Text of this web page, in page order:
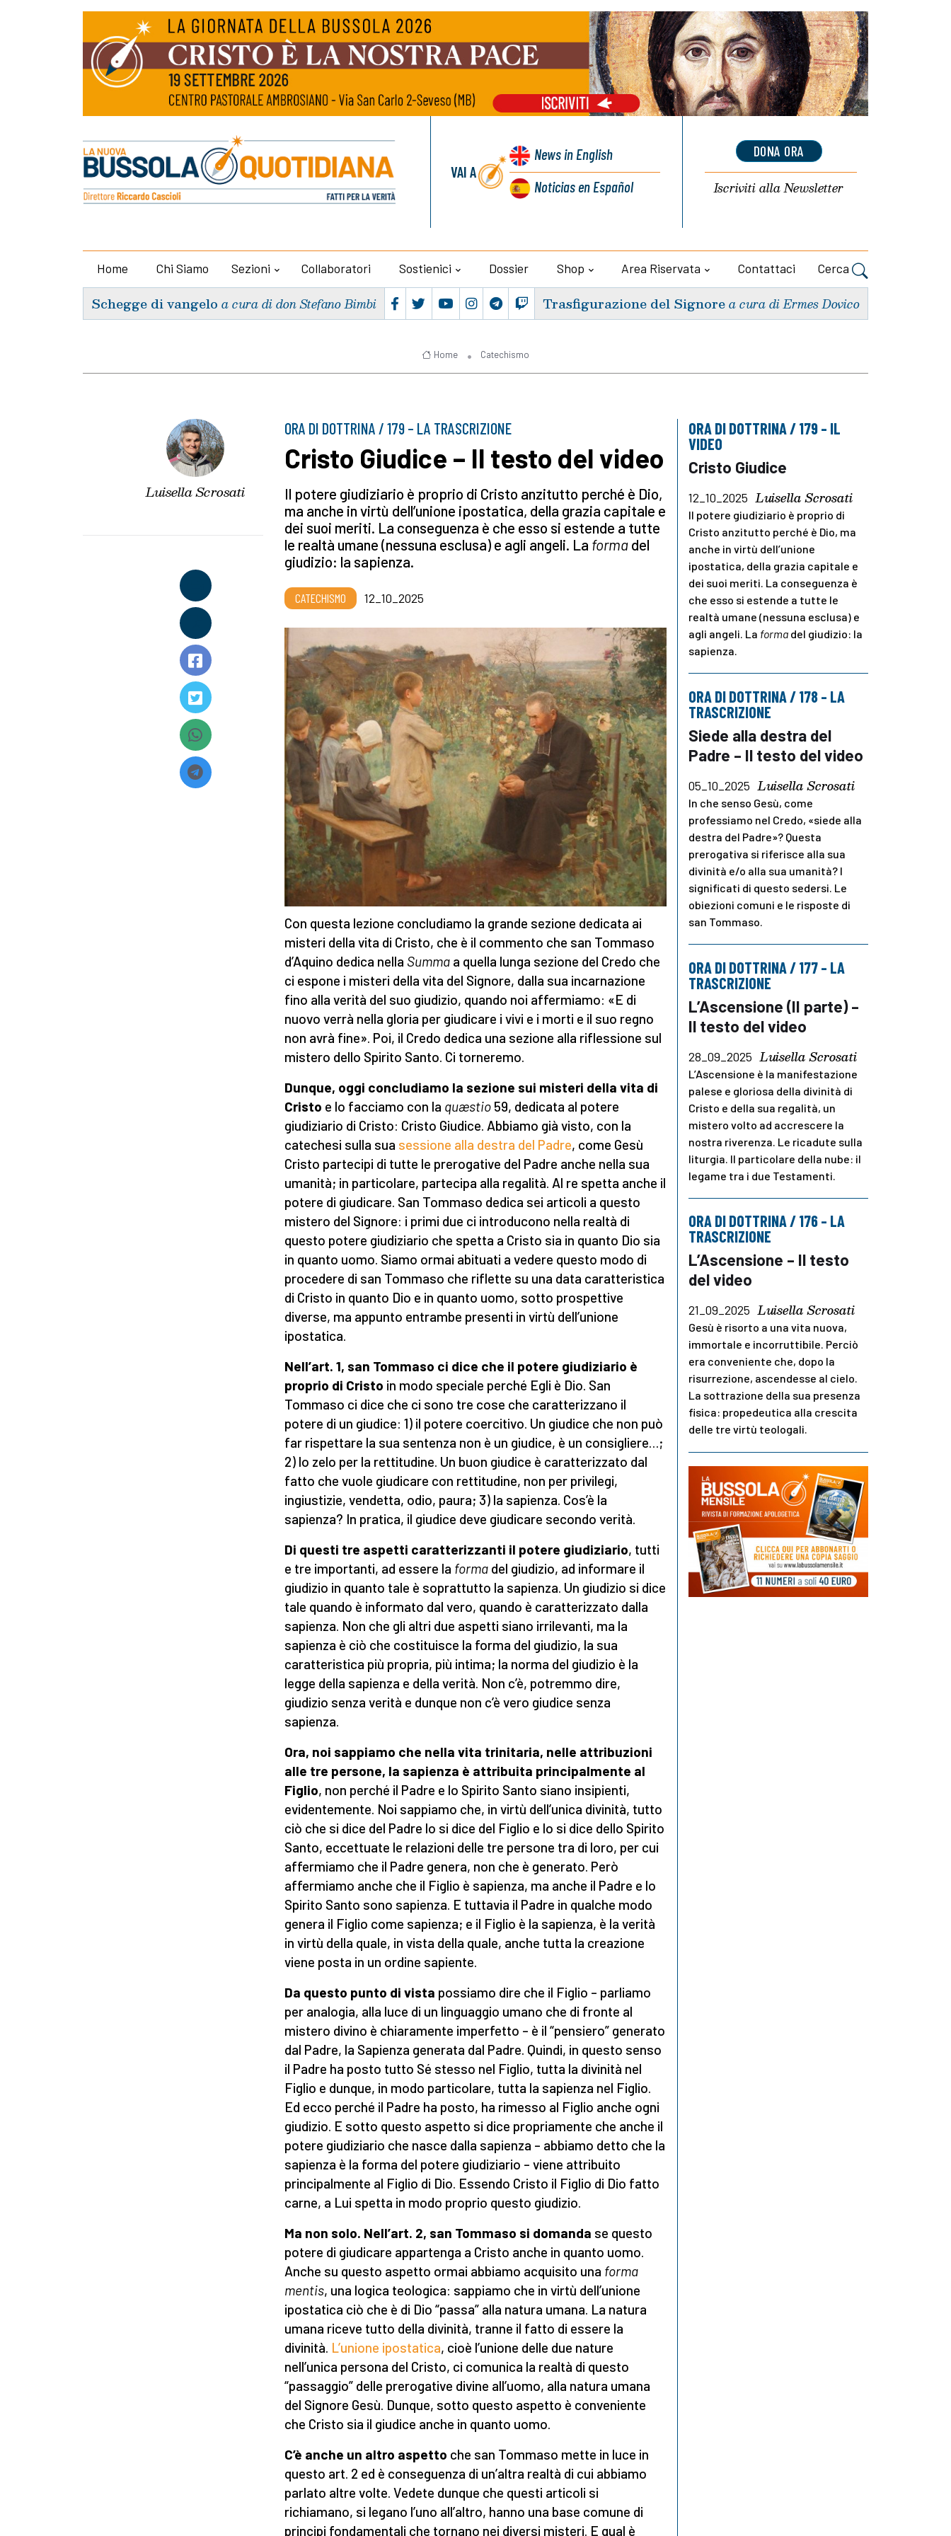
VAI A
Newsin English
Noticiasen Español
DONA ORA
Iscriviti allaNewsletter
Home Chi Siamo Sezioni Collaboratori Sostienici Dossier Shop Area Riservata Contattaci Cerca
Schegge di vangelo a cura di don Stefano Bimbi Trasfigurazione del Signorea cura di Ermes Dovico
Home Catechismo
Luisella Scrosati
ORA DI DOTTRINA / 179 – LA TRASCRIZIONE
Cristo Giudice – Il testo del video
Il potere giudiziario è proprio di Cristo anzitutto perché è Dio,
ma anche in virtù dell’unione ipostatica, della grazia capitale e
dei suoi meriti. La conseguenza è che esso si estende a tutte
le realtà umane (nessuna esclusa) e agli angeli. La forma del
giudizio: la sapienza.
CATECHISMO 12_10_2025
Con questa lezione concludiamo la grande sezione dedicata ai
misteri della vita di Cristo, che è il commento che san Tommaso
d’Aquino dedica nella Summa a quella lunga sezione del Credo che
ci espone i misteri della vita del Signore, dalla sua incarnazione
fino alla verità del suo giudizio, quando noi affermiamo: «E di
nuovo verrà nella gloria per giudicare i vivi e i morti e il suo regno
non avrà fine». Poi, il Credo dedica una sezione alla riflessione sul
mistero dello Spirito Santo. Ci torneremo.
Dunque, oggi concludiamo la sezione sui misteri della vita di
Cristo e lo facciamo con la quæstio 59, dedicata al potere
giudiziario di Cristo: Cristo Giudice. Abbiamo già visto, con la
catechesi sulla sua sessione alla destra del Padre, come Gesù
Cristo partecipi di tutte le prerogative del Padre anche nella sua
umanità; in particolare, partecipa alla regalità. Al re spetta anche il
potere di giudicare. San Tommaso dedica sei articoli a questo
mistero del Signore: i primi due ci introducono nella realtà di
questo potere giudiziario che spetta a Cristo sia in quanto Dio sia
in quanto uomo. Siamo ormai abituati a vedere questo modo di
procedere di san Tommaso che riflette su una data caratteristica
di Cristo in quanto Dio e in quanto uomo, sotto prospettive
diverse, ma appunto entrambe presenti in virtù dell’unione
ipostatica.
Nell’art. 1, san Tommaso ci dice che il potere giudiziario è
proprio di Cristo in modo speciale perché Egli è Dio. San
Tommaso ci dice che ci sono tre cose che caratterizzano il
potere di un giudice: 1) il potere coercitivo. Un giudice che non può
far rispettare la sua sentenza non è un giudice, è un consigliere…;
2) lo zelo per la rettitudine. Un buon giudice è caratterizzato dal
fatto che vuole giudicare con rettitudine, non per privilegi,
ingiustizie, vendetta, odio, paura; 3) la sapienza. Cos’è la
sapienza? In pratica, il giudice deve giudicare secondo verità.
Di questi tre aspetti caratterizzanti il potere giudiziario, tutti
e tre importanti, ad essere la forma del giudizio, ad informare il
giudizio in quanto tale è soprattutto la sapienza. Un giudizio si dice
tale quando è informato dal vero, quando è caratterizzato dalla
sapienza. Non che gli altri due aspetti siano irrilevanti, ma la
sapienza è ciò che costituisce la forma del giudizio, la sua
caratteristica più propria, più intima; la norma del giudizio è la
legge della sapienza e della verità. Non c’è, potremmo dire,
giudizio senza verità e dunque non c’è vero giudice senza
sapienza.
Ora, noi sappiamo che nella vita trinitaria, nelle attribuzioni
alle tre persone, la sapienza è attribuita principalmente al
Figlio, non perché il Padre e lo Spirito Santo siano insipienti,
evidentemente. Noi sappiamo che, in virtù dell’unica divinità, tutto
ciò che si dice del Padre lo si dice del Figlio e lo si dice dello Spirito
Santo, eccettuate le relazioni delle tre persone tra di loro, per cui
affermiamo che il Padre genera, non che è generato. Però
affermiamo anche che il Figlio è sapienza, ma anche il Padre e lo
Spirito Santo sono sapienza. E tuttavia il Padre in qualche modo
genera il Figlio come sapienza; e il Figlio è la sapienza, è la verità
in virtù della quale, in vista della quale, anche tutta la creazione
viene posta in un ordine sapiente.
Da questo punto di vista possiamo dire che il Figlio – parliamo
per analogia, alla luce di un linguaggio umano che di fronte al
mistero divino è chiaramente imperfetto – è il “pensiero” generato
dal Padre, la Sapienza generata dal Padre. Quindi, in questo senso
il Padre ha posto tutto Sé stesso nel Figlio, tutta la divinità nel
Figlio e dunque, in modo particolare, tutta la sapienza nel Figlio.
Ed ecco perché il Padre ha posto, ha rimesso al Figlio anche ogni
giudizio. E sotto questo aspetto si dice propriamente che anche il
potere giudiziario che nasce dalla sapienza – abbiamo detto che la
sapienza è la forma del potere giudiziario – viene attribuito
principalmente al Figlio di Dio. Essendo Cristo il Figlio di Dio fatto
carne, a Lui spetta in modo proprio questo giudizio.
Ma non solo. Nell’art. 2, san Tommaso si domanda se questo
potere di giudicare appartenga a Cristo anche in quanto uomo.
Anche su questo aspetto ormai abbiamo acquisito una forma
mentis, una logica teologica: sappiamo che in virtù dell’unione
ipostatica ciò che è di Dio “passa” alla natura umana. La natura
umana riceve tutto della divinità, tranne il fatto di essere la
divinità. L’unione ipostatica, cioè l’unione delle due nature
nell’unica persona del Cristo, ci comunica la realtà di questo
“passaggio” delle prerogative divine all’uomo, alla natura umana
del Signore Gesù. Dunque, sotto questo aspetto è conveniente
che Cristo sia il giudice anche in quanto uomo.
C’è anche un altro aspetto che san Tommaso mette in luce in
questo art. 2 ed è conseguenza di un’altra realtà di cui abbiamo
parlato altre volte. Vedete dunque che questi articoli si
richiamano, si legano l’uno all’altro, hanno una base comune di
principi fondamentali che tornano nei diversi misteri. E qual è
ORA DI DOTTRINA / 179 – IL
VIDEO
Cristo Giudice
12_10_2025 Luisella Scrosati
Il potere giudiziario è proprio di
Cristo anzitutto perché è Dio, ma
anche in virtù dell’unione
ipostatica, della grazia capitale e
dei suoi meriti. La conseguenza è
che esso si estende a tutte le
realtà umane (nessuna esclusa) e
agli angeli. La forma del giudizio: la
sapienza.
ORA DI DOTTRINA / 178 – LA
TRASCRIZIONE
Siede alla destra del
Padre – Il testo del video
05_10_2025 Luisella Scrosati
In che senso Gesù, come
professiamo nel Credo, «siede alla
destra del Padre»? Questa
prerogativa si riferisce alla sua
divinità e/o alla sua umanità? I
significati di questo sedersi. Le
obiezioni comuni e le risposte di
san Tommaso.
ORA DI DOTTRINA / 177 – LA
TRASCRIZIONE
L’Ascensione (II parte) –
Il testo del video
28_09_2025 Luisella Scrosati
L’Ascensione è la manifestazione
palese e gloriosa della divinità di
Cristo e della sua regalità, un
mistero volto ad accrescere la
nostra riverenza. Le ricadute sulla
liturgia. Il particolare della nube: il
legame tra i due Testamenti.
ORA DI DOTTRINA / 176 – LA
TRASCRIZIONE
L’Ascensione – Il testo
del video
21_09_2025 Luisella Scrosati
Gesù è risorto a una vita nuova,
immortale e incorruttibile. Perciò
era conveniente che, dopo la
risurrezione, ascendesse al cielo.
La sottrazione della sua presenza
fisica: propedeutica alla crescita
delle tre virtù teologali.